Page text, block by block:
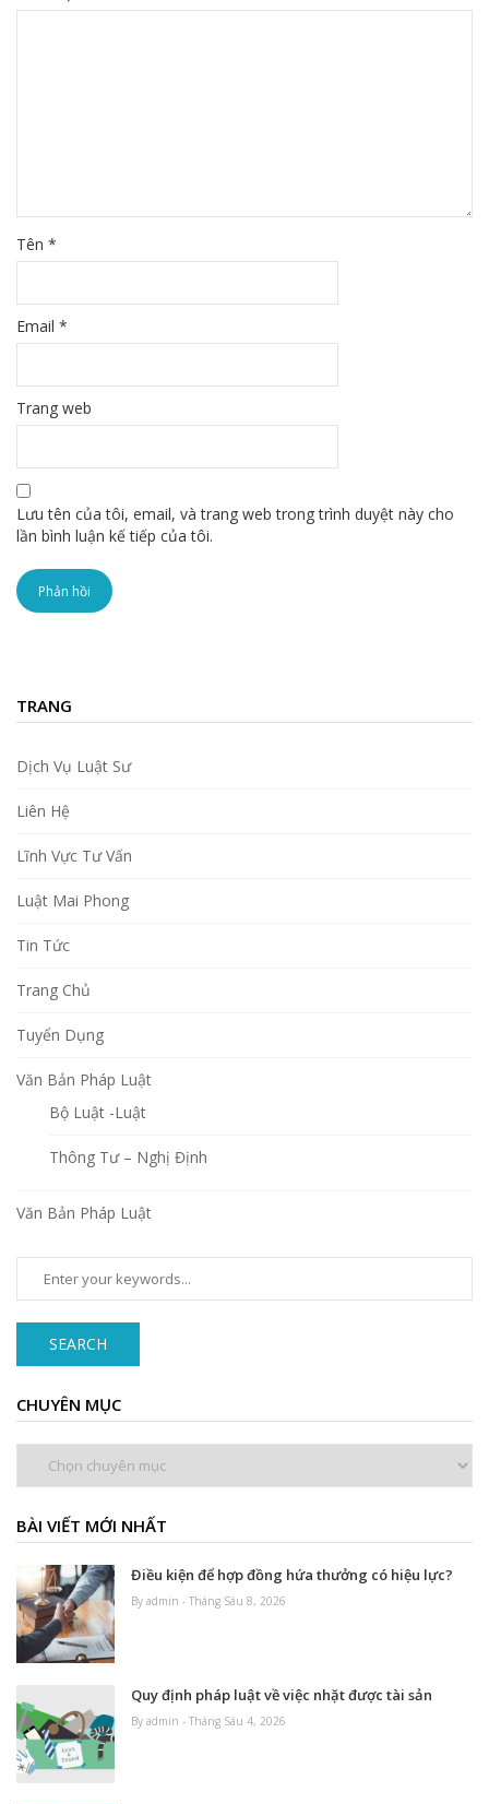
Tên *
Email *
Trang web
Lưu tên của tôi, email, và trang web trong trình duyệt này cho
lần bình luận kế tiếp của tôi.
TRANG
Dịch Vụ Luật Sư
Liên Hệ
Lĩnh Vực Tư Vấn
Luật Mai Phong
Tin Tức
Trang Chủ
Tuyển Dụng
Văn Bản Pháp Luật
Bộ Luật -Luật
Thông Tư – Nghị Định
Văn Bản Pháp Luật
SEARCH
CHUYÊN MỤC
BÀI VIẾT MỚI NHẤT
Điều kiện để hợp đồng hứa thưởng có hiệu lực?
By admin - Tháng Sáu 8, 2026
Quy định pháp luật về việc nhặt được tài sản
By admin - Tháng Sáu 4, 2026